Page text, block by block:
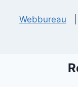
Webbureau |